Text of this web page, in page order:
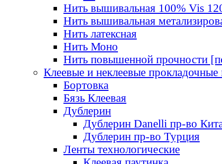
Нить вышивальная 100% Vis
Нить вышивальная
Нить латексная
Нить Моно
Нить повышенной прочности
Клеевые и неклеевые прокладочные
Бортовка
Бязь Клеевая
Дублерин
Дублерин Danelli пр-во
Дублерин пр-во Турция
Ленты технологические